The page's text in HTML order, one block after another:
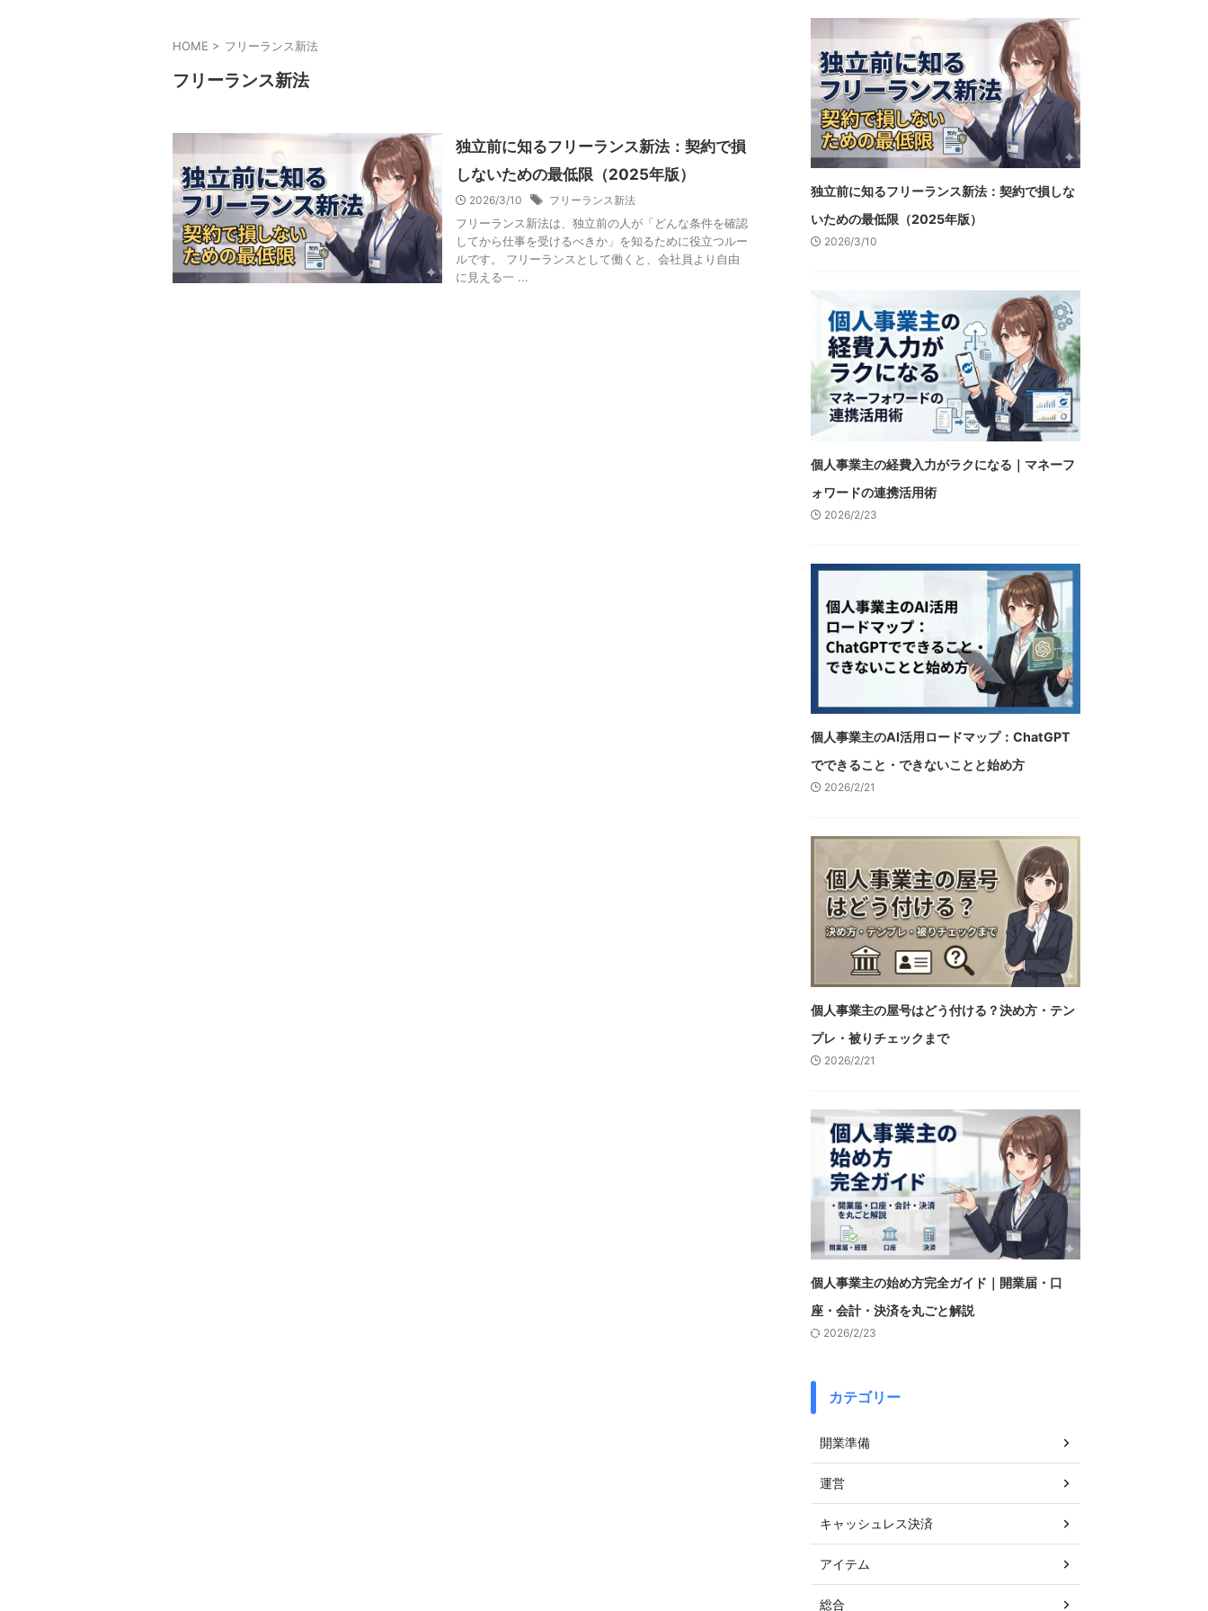
HOME > フリーランス新法
フリーランス新法
独立前に知るフリーランス新法：契約で損
しないための最低限（2025年版）
2026/3/10 フリーランス新法
フリーランス新法は、独立前の人が「どんな条件を確認
してから仕事を受けるべきか」を知るために役立つルー
ルです。 フリーランスとして働くと、会社員より自由
に見える一 ...
独立前に知るフリーランス新法：契約で損しな
いための最低限（2025年版）
2026/3/10
個人事業主の経費入力がラクになる｜マネーフ
ォワードの連携活用術
2026/2/23
個人事業主のAI活用ロードマップ：ChatGPT
でできること・できないことと始め方
2026/2/21
個人事業主の屋号はどう付ける？決め方・テン
プレ・被りチェックまで
2026/2/21
個人事業主の始め方完全ガイド｜開業届・口
座・会計・決済を丸ごと解説
2026/2/23
カテゴリー
開業準備
運営
キャッシュレス決済
アイテム
総合